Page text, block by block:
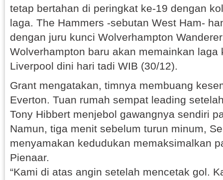
tetap bertahan di peringkat ke-19 dengan
laga. The Hammers -sebutan West Ham-
dengan juru kunci Wolverhampton
Wolverhampton baru akan memainkan laga
Liverpool dini hari tadi WIB (30/12).
Grant mengatakan, timnya membuang
Everton. Tuan rumah sempat leading
Tony Hibbert menjebol gawangnya sendiri
Namun, tiga menit sebelum turun minum,
menyamakan kedudukan memaksimalkan
Pienaar.
“Kami di atas angin setelah mencetak gol.